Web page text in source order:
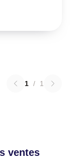
1 / 1
ventes